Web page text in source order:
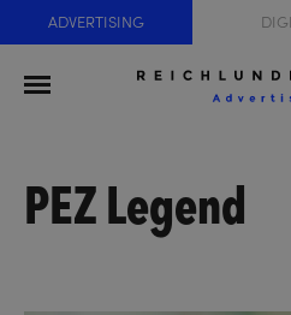
ADVERTISING
PEZ Legend